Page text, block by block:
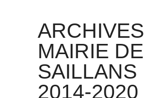
ARCHIVES
MAIRIE DE
SAILLANS
2014-2020